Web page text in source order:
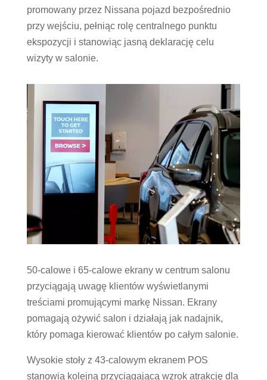
promowany przez Nissana pojazd bezpośrednio
przy wejściu, pełniąc rolę centralnego punktu
ekspozycji i stanowiąc jasną deklarację celu
wizyty w salonie.
50-calowe i 65-calowe ekrany w centrum salonu
przyciągają uwagę klientów wyświetlanymi
treściami promującymi markę Nissan. Ekrany
pomagają ożywić salon i działają jak nadajnik,
który pomaga kierować klientów po całym salonie.
Wysokie stoły z 43-calowym ekranem POS
stanowią kolejną przyciągającą wzrok atrakcję dla